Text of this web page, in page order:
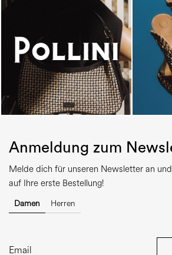
Anmeldung zum
Melde dich für unseren Newsletter an
auf Ihre erste Bestellung!
Damen Herren